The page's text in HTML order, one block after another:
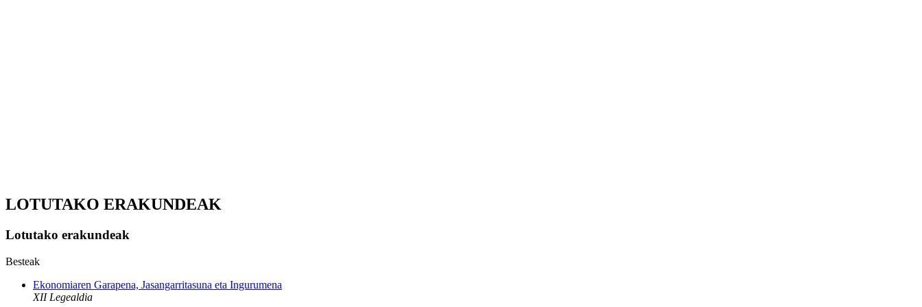
LOTUTAKO ERAKUNDEAK
Lotutako erakundeak
Besteak
Ekonomiaren Garapena, Jasangarritasuna eta Ingurumena
XII Legealdia